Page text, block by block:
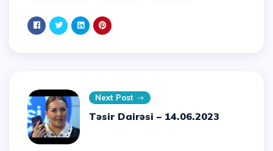
Next Post
Təsir Dairəsi – 14.06.2023